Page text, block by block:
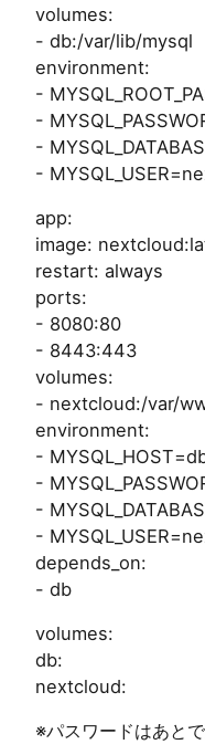
volumes:
- db:/var/lib/mysql
environment:
-
-
-
-
app:
image:
restart: always
ports:
- 8080:80
- 8443:443
volumes:
- nextcloud:/var/
environment:
-
-
-
-
depends_on:
- db
volumes:
db:
nextcloud:
※パスワードはあと